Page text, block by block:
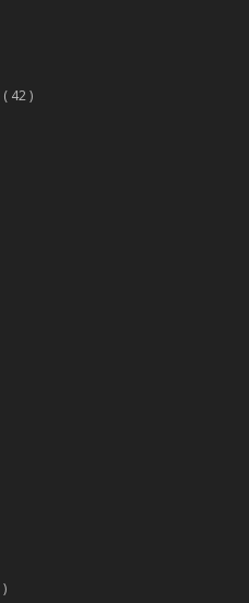
42